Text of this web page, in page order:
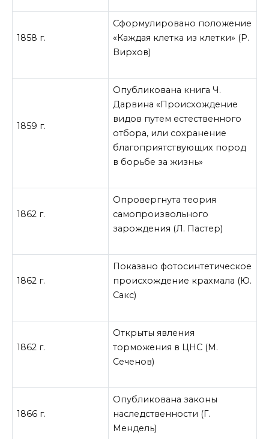
1858 г.
Сформулировано положение
«Каждая клетка из клетки» (Р.
Вирхов)
1859 г.
Опубликована книга Ч.
Дарвина «Происхождение
видов путем естественного
отбора, или сохранение
благоприятствующих пород
в борьбе за жизнь»
1862 г.
Опровергнута теория
самопроизвольного
зарождения (Л. Пастер)
1862 г.
Показано фотосинтетическое
происхождение крахмала (Ю.
Сакс)
1862 г.
Открыты явления
торможения в ЦНС (М.
Сеченов)
1866 г.
Опубликована законы
наследственности (Г.
Мендель)